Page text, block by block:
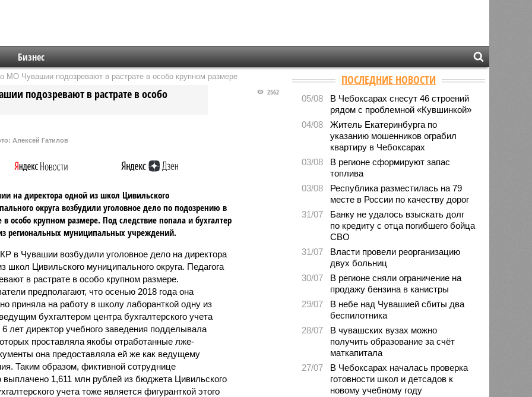
Бизнес
МО Чувашии подозревают в растрате в особо крупном размере
подозревают в растрате в особо 2562
Алексей Гатилов
на директора одной из школ Цивильского
округа возбудили уголовное дело по подозрению в
в особо крупном размере. Под следствие попала и бухгалтер
региональных муниципальных учреждений.
в Чувашии возбудили уголовное дело на директора
школ Цивильского муниципального округа. Педагога
в растрате в особо крупном размере.
предполагают, что осенью 2018 года она
приняла на работу в школу лаборанткой одну из
бухгалтером центра бухгалтерского учета
лет директор учебного заведения подделывала
проставляла якобы отработанные лже-
она предоставляла ей же как ведущему
Таким образом, фиктивной сотруднице
выплачено 1,611 млн рублей из бюджета Цивильского
учета тоже является фигуранткой этого
ПОСЛЕДНИЕ НОВОСТИ
05/08
В Чебоксарах снесут 46 строений
рядом с проблемной «Кувшинкой»
04/08
Житель Екатеринбурга по
указанию мошенников ограбил
квартиру в Чебоксарах
03/08
В регионе сформируют запас
топлива
03/08
Республика разместилась на 79
месте в России по качеству дорог
31/07
Банку не удалось взыскать долг
по кредиту с отца погибшего бойца
СВО
31/07
Власти провели реорганизацию
двух больниц
30/07
В регионе сняли ограничение на
продажу бензина в канистры
29/07
В небе над Чувашией сбиты два
беспилотника
28/07
В чувашских вузах можно
получить образование за счёт
маткапитала
27/07
В Чебоксарах началась проверка
готовности школ и детсадов к
новому учебному году